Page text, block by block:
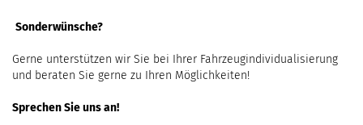
Sonderwünsche?
Gerne unterstützen wir Sie bei Ihrer Fahrzeugindividualisierung
und beraten Sie gerne zu Ihren Möglichkeiten!
Sprechen Sie uns an!